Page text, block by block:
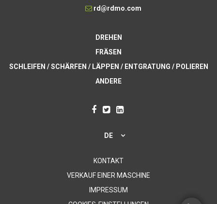
rd@rdmo.com
DREHEN
FRÄSEN
SCHLEIFEN / SCHÄRFEN / LÄPPEN / ENTGRATUNG / POLIEREN
ANDERE
DE
KONTAKT
VERKAUF EINER MASCHINE
IMPRESSUM